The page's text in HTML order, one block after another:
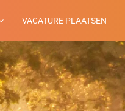
VACATURE PLAATSEN